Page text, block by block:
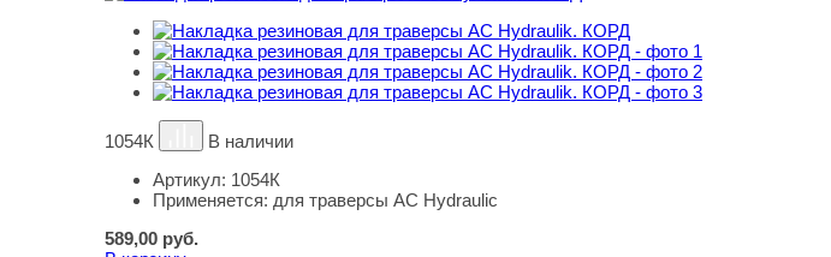
1054К
В наличии
Артикул: 1054К
Применяется: для траверсы AC Hydraulic
589,00 руб.